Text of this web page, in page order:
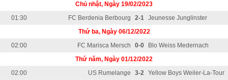
Chủ nhật, Ngày 19/02/2023
01:30
FC Berdenia Berbourg 2-1 Jeunesse Junglinster
Thứ ba, Ngày 06/12/2022
02:00
FC Marisca Mersch 0-0
Blo Weiss Medernach
Thứ năm, Ngày 01/12/2022
02:00
US Rumelange 3-2 Yellow Boys Weiler-La-Tour